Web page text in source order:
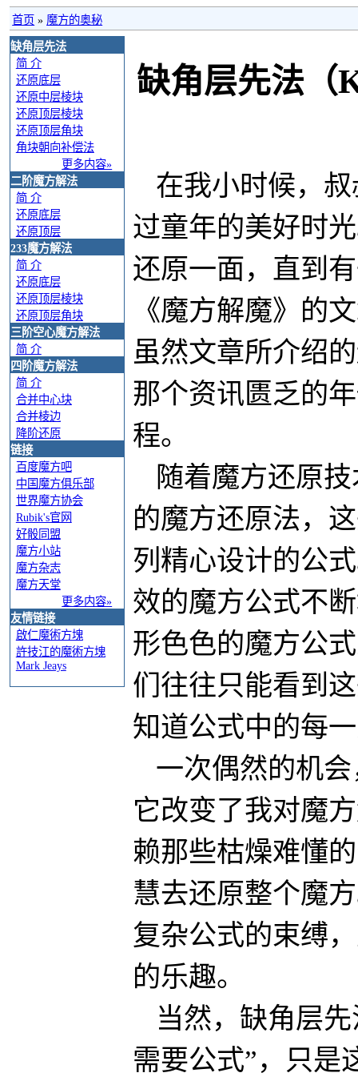
首页 » 魔方的奥秘
缺角层先法
简 介
还原底层
还原中层棱块
还原顶层棱块
还原顶层角块
角块朝向补偿法
更多内容»
二阶魔方解法
简 介
还原底层
还原顶层
233魔方解法
简 介
还原底层
还原顶层棱块
还原顶层角块
三阶空心魔方解法
简 介
四阶魔方解法
简 介
合并中心块
合并棱边
降阶还原
链接
百度魔方吧
中国魔方俱乐部
世界魔方协会
Rubik's官网
好骰同盟
魔方小站
魔方杂志
魔方天堂
更多内容»
友情链接
啟仁魔術方塊
許技江的魔術方塊
Mark Jeays
缺角层先法
在我小时候，
过童年的美好时
还原一面，直到
《魔方解魔》的
虽然文章所介绍
那个资讯匮乏的
程。
随着魔方还原
的魔方还原法，
列精心设计的公
效的魔方公式不
形色色的魔方公
们往往只能看到
知道公式中的每
一次偶然的机
它改变了我对魔
赖那些枯燥难懂
慧去还原整个魔
复杂公式的束缚
的乐趣。
当然，缺角层
需要公式”，只是